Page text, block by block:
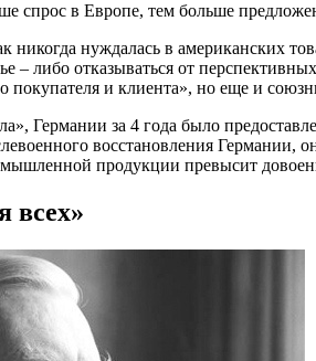
спрос в Европе, тем больше
никогда нуждалась в американских
– либо отказываться от
покупателя и клиента», но еще и
Германии за 4 года было
восстановления Германии,
продукции превысит
всех»